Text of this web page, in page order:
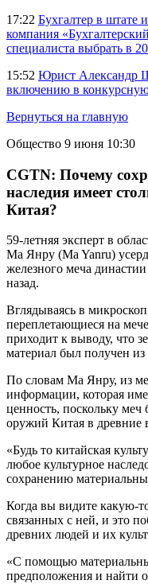
17:22 Бухгалтер в штате
компания
специалиста выбрать в
15:52 Юрист Александр
включению в
Вернуться на главную
Общество 9 июня 10:30
CGTN: Почему
наследия имеет
Китая?
59-летняя эксперт в
Ма Янру (Ma Yanru)
железного меча
назад.
Вглядываясь в
переплетающиеся на
приходит к выводу, что
материал был получен
По словам Ма Янру, из
информации, которая
ценность, поскольку
оружий Китая в древние
«Будь то китайская
любое культурное
сохранению
Когда вы видите какую-
связанных с ней, и это
древних людей и их
«С помощью
предположения и найти